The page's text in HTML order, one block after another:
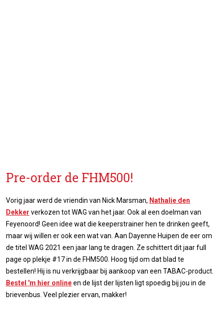
Pre-order de FHM500!
Vorig jaar werd de vriendin van Nick Marsman, Nathalie den
Dekker verkozen tot WAG van het jaar. Ook al een doelman van
Feyenoord! Geen idee wat die keeperstrainer hen te drinken geeft,
maar wij willen er ook een wat van. Aan Dayenne Huipen de eer om
de titel WAG 2021 een jaar lang te dragen. Ze schittert dit jaar full
page op plekje #17 in de FHM500. Hoog tijd om dat blad te
bestellen! Hij is nu verkrijgbaar bij aankoop van een TABAC-product.
Bestel 'm hier onlineen de lijst der lijsten ligt spoedig bij jou in de
brievenbus. Veel plezier ervan, makker!